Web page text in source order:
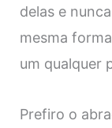
delas e
mesma
um qualquer
Prefiro o